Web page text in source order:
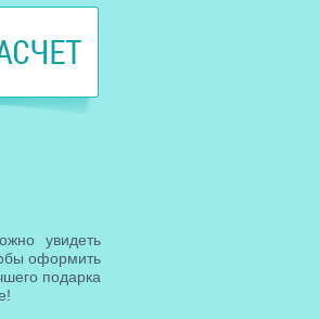
увидеть
оформить
подарка